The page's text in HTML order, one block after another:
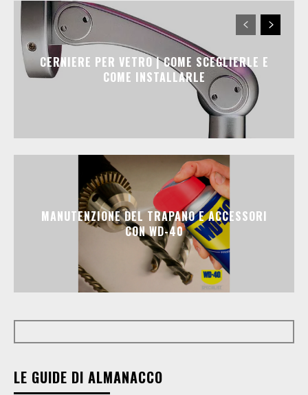
CERNIERE PER VETRO | COME SCEGLIERLE E
COME INSTALLARLE
MANUTENZIONE DEL TRAPANO E ACCESSORI
CON WD-40
LE GUIDE DI ALMANACCO